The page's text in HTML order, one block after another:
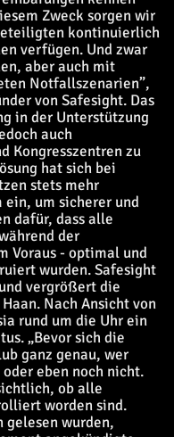
Zweck sorgen wir
kontinuierlich
verfügen. Und zwar
aber auch mit
Notfallszenarien”,
von Safesight. Das
in der Unterstützung
auch
Kongresszentren zu
hat sich bei
stets mehr
um sicherer und
dafür, dass alle
der
Voraus - optimal und
wurden. Safesight
vergrößert die
Nach Ansicht von
rund um die Uhr ein
„Bevor sich die
ganz genau, wer
eben noch nicht.
ob alle
worden sind.
wurden,